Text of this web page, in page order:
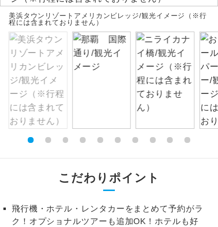
美浜タウンリゾートアメリカンビレッジ/観光イメージ（※行
程には含まれておりません）
こだわりポイント
飛行機・ホテル・レンタカーをまとめて予約がラ
ク！オプショナルツアーも追加OK！ホテルも好
露天風呂
ご宿泊ホテルに露天風呂が付いていま
す。
ご宿泊ホテルに大浴場が付いています。
全食事付き
全てのお食事が付いていますので、お食
事の心配はいりません。（機内食を除
お部屋食
お部屋にてゆっくりとお召し上がりいた
トラベルイヤ
1名様催行
1名様から出発可能な個人型プランで
2名様催行
2名様から出発可能な個人型プランで
す。
て、ご旅行の契約が成立となります。
ご予約方法について
ウェブ限定コースとなりますので、コールセ
ンター及びカウンターでのお申し込みはでき
ません。